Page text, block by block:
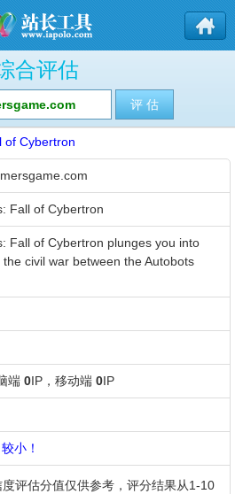
合评估
of Cybertron
Fall of Cybertron
Fall of Cybertron plunges you into
civil war between the Autobots
端 0IP，移动端 0IP
小！
评估分值仅供参考，评分结果从1-10